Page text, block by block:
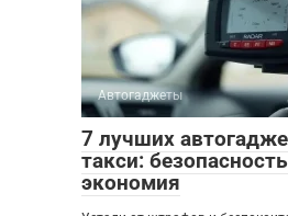
Автогаджеты
7 лучших
такси:
экономия